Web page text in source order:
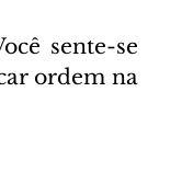
sente-se
ordem na